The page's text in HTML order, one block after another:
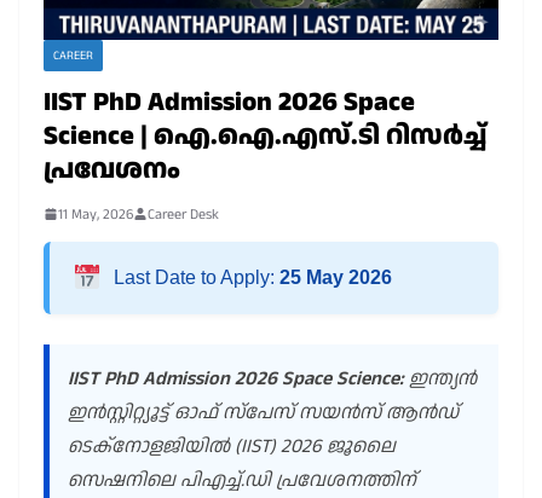
CAREER
IIST PhD Admission 2026 Space
Science | ഐ.ഐ.എസ്.ടി റിസർച്ച്
പ്രവേശനം
11 May, 2026 Career Desk
Last Date to Apply: 25 May 2026
IIST PhD Admission 2026 Space Science:ഇന്ത്യൻ
ഇൻസ്റ്റിറ്റ്യൂട്ട് ഓഫ് സ്പേസ് സയൻസ് ആൻഡ്
ടെക്നോളജിയിൽ (IIST) 2026 ജൂലൈ
സെഷനിലെ പിഎച്ച്.ഡി പ്രവേശനത്തിന്